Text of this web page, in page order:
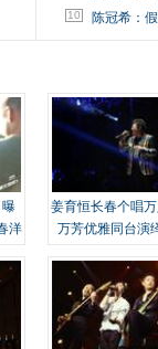
10 陈冠希：
洋
姜育恒长春个唱
万芳优雅同台演